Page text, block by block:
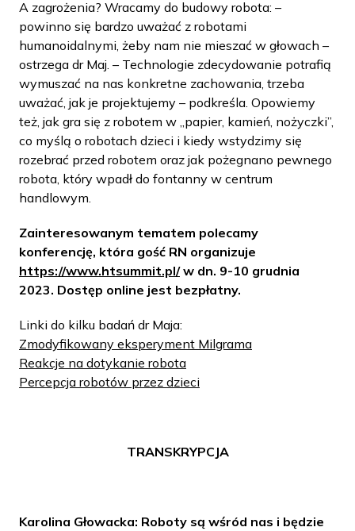
A zagrożenia? Wracamy do budowy robota: –
powinno się bardzo uważać z robotami
humanoidalnymi, żeby nam nie mieszać w głowach –
ostrzega dr Maj. – Technologie zdecydowanie potrafią
wymuszać na nas konkretne zachowania, trzeba
uważać, jak je projektujemy – podkreśla. Opowiemy
też, jak gra się z robotem w „papier, kamień, nożyczki”,
co myślą o robotach dzieci i kiedy wstydzimy się
rozebrać przed robotem oraz jak pożegnano pewnego
robota, który wpadł do fontanny w centrum
handlowym.
Zainteresowanym tematem polecamy
konferencję, która gość RN organizuje
https://www.htsummit.pl/w dn. 9-10 grudnia
2023. Dostęp online jest bezpłatny.
Linki do kilku badań dr Maja:
Zmodyfikowany eksperyment Milgrama
Reakcje na dotykanie robota
Percepcja robotów przez dzieci
TRANSKRYPCJA
Karolina Głowacka: Roboty są wśród nas i będzie